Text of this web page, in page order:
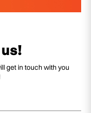
get in touch with you